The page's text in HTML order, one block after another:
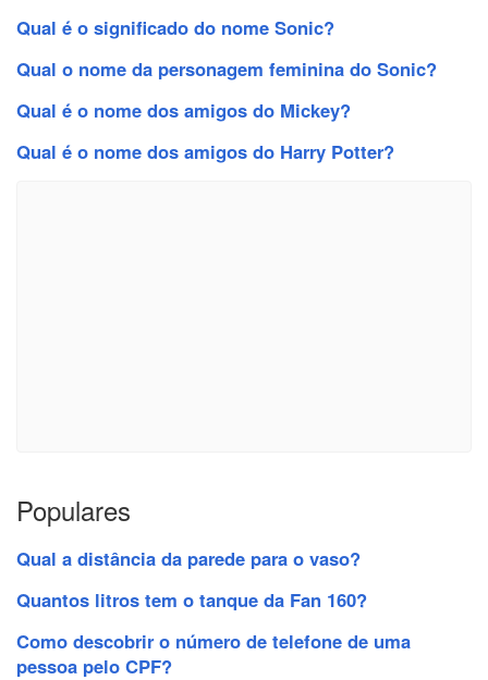
Qual é o significado do nome Sonic?
Qual o nome da personagem feminina do Sonic?
Qual é o nome dos amigos do Mickey?
Qual é o nome dos amigos do Harry Potter?
Populares
Qual a distância da parede para o vaso?
Quantos litros tem o tanque da Fan 160?
Como descobrir o número de telefone de uma
pessoa pelo CPF?